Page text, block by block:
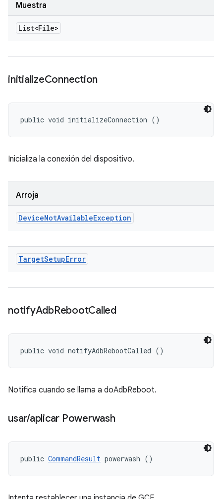
Muestra
List<File>
initializeConnection
public void initializeConnection ()
Inicializa la conexión del dispositivo.
Arroja
DeviceNotAvailableException
TargetSetupError
notifyAdbRebootCalled
public void notifyAdbRebootCalled ()
Notifica cuando se llama a doAdbReboot.
usar/aplicar Powerwash
public CommandResult powerwash ()